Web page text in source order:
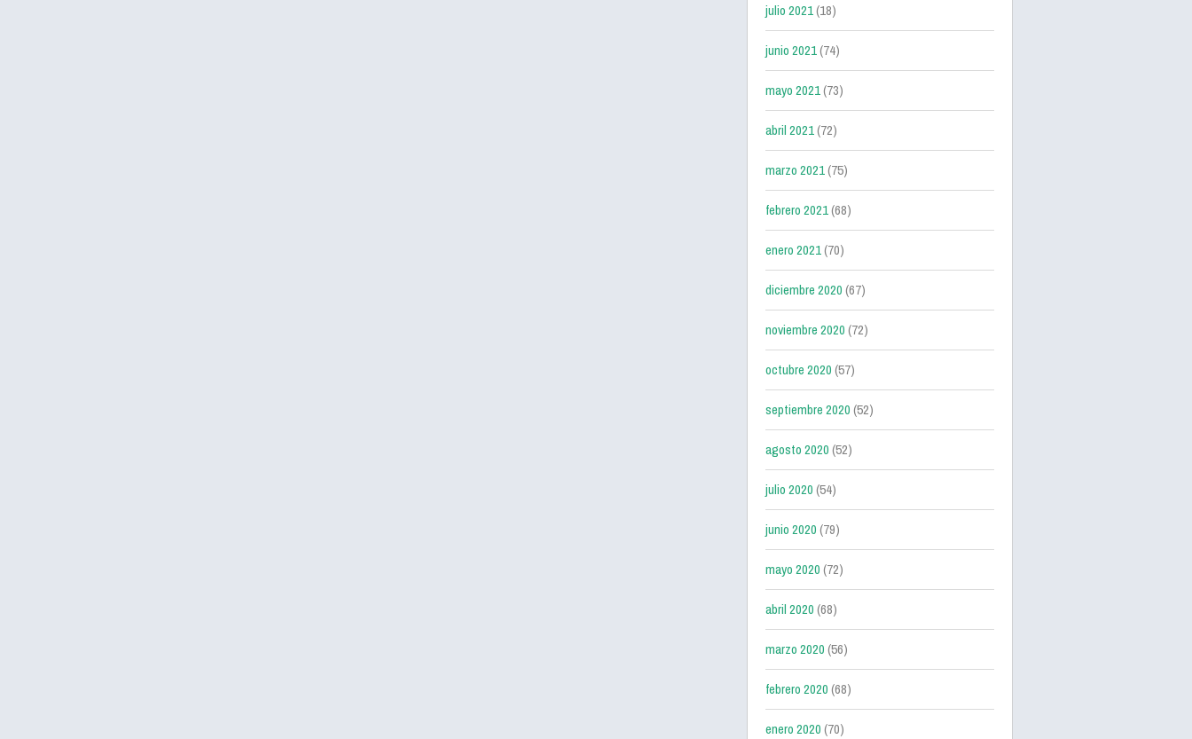
julio 2021(18)
junio 2021(74)
mayo 2021(73)
abril 2021(72)
marzo 2021(75)
febrero 2021(68)
enero 2021(70)
diciembre 2020(67)
noviembre 2020(72)
octubre 2020(57)
septiembre 2020(52)
agosto 2020(52)
julio 2020(54)
junio 2020(79)
mayo 2020(72)
abril 2020(68)
marzo 2020(56)
febrero 2020(68)
enero 2020(70)